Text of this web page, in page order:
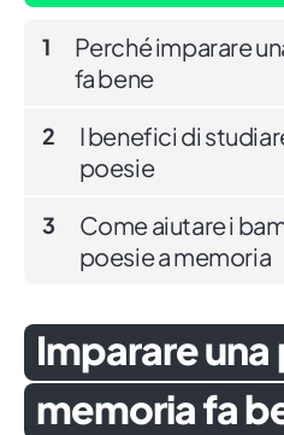
1
Perché imparare
fa bene
2
I benefici di
poesie
3
Come aiutare i
poesie a memoria
Imparare una
memoria fa